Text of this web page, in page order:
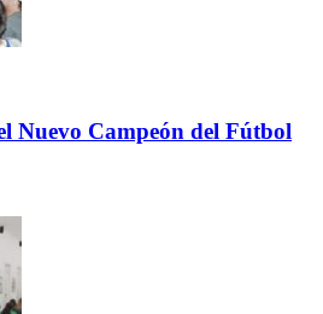
Nuevo Campeón del Fútbol